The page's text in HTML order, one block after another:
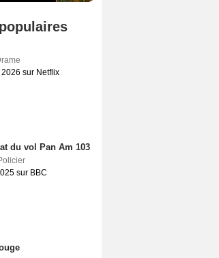
sur Netflix
du vol Pan Am 103
sur BBC